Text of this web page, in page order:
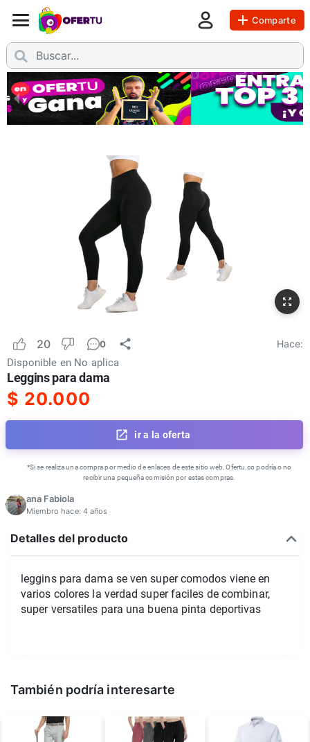
Comparte
20 0 Hace:
Disponible en No aplica
Leggins para dama
$ 20.000
ir a la oferta
*Si se realiza una compra por medio de enlaces de este sitio web, Ofertu.co podría o no
recibir una pequeña comisión por estas compras.
ana Fabiola
Miembro hace: 4 años
Detalles del producto
leggins para dama se ven super comodos viene en
varios colores la verdad super faciles de combinar,
super versatiles para una buena pinta deportivas
También podría interesarte